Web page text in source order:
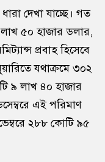
দেখা যাচ্ছে। গত
৫০ হাজার ডলার,
প্রবাহ হিসেবে
যথাক্রমে ৩০২
৯ লাখ ৪০ হাজার
এই পরিমাণ
২৮৮ কোটি ৯৫